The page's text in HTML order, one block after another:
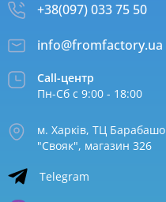
+38(097) 033 75 50
info@fromfactory.ua
Call-центр
Пн-Сб с 9:00 - 18:00
м. Харків, ТЦ
"Свояк", магазин 326
Telegram